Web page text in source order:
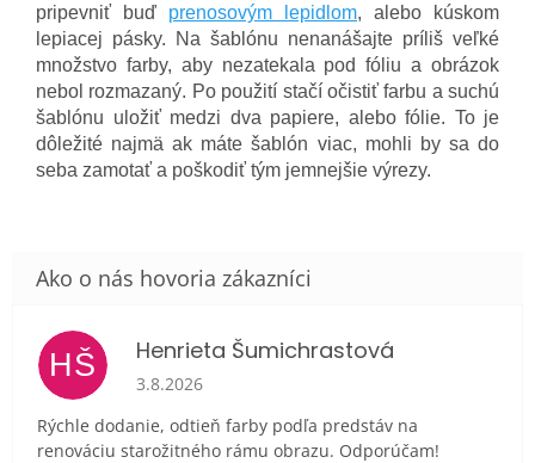
pripevniť buď prenosovým lepidlom, alebo kúskom
lepiacej pásky. Na šablónu nenanášajte príliš veľké
množstvo farby, aby nezatekala pod fóliu a obrázok
nebol rozmazaný. Po použití stačí očistiť farbu a suchú
šablónu uložiť medzi dva papiere, alebo fólie. To je
dôležité najmä ak máte šablón viac, mohli by sa do
seba zamotať a poškodiť tým jemnejšie výrezy.
HŠ Henrieta Šumichrastová
Hodnotenie obchodu je 5 z 5 hviezdičiek.
3.8.2026
Rýchle dodanie, odtieň farby podľa predstáv na
renováciu starožitného rámu obrazu. Odporúčam!